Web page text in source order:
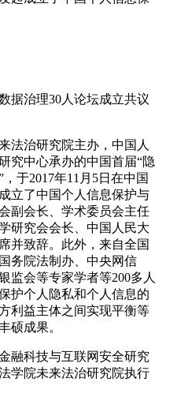
治理30人论坛成立共议
治研究院主办，中国人
究中心承办的中国首届“隐
于2017年11月5日在中国
立了中国个人信息保护与
副会长、学术委员会主任
研究会会长、中国人民大
并致辞。此外，来自全国
务院法制办、中央网信
监会等专家学者等200多人
护个人隐私和个人信息的
利益主体之间实现平衡等
硕成果。
科技与互联网安全研究
学院未来法治研究院执行